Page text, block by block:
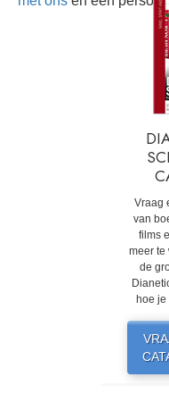
Vraag
van
films
meer te
de
hoe